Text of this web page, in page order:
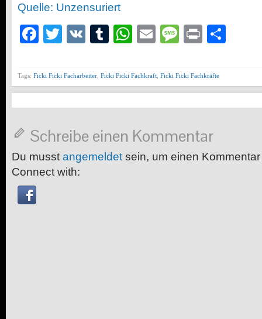
Quelle: Unzensuriert
Facebook
Twitter
VK Tumblr
WhatsApp
EmailMessage
Print
Tags: Ficki Ficki Facharbeiter Ficki Ficki Fachkraft Ficki Ficki Fachkräfte
Schreibe einen Kommentar
Du musst angemeldet sein, um einen
Connect with: